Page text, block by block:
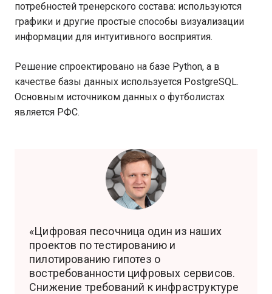
потребностей тренерского состава: используются
графики и другие простые способы визуализации
информации для интуитивного восприятия.
Решение спроектировано на базе Python, а в
качестве базы данных используется PostgreSQL.
Основным источником данных о футболистах
является РФС.
«Цифровая песочница один из наших
проектов по тестированию и
пилотированию гипотез о
востребованности цифровых сервисов.
Снижение требований к инфраструктуре